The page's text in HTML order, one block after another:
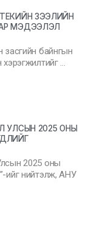
ЗЭЭЛИЙН
МЭДЭЭЛЭЛ
байнгын
…
УЛСЫН 2025 ОНЫ
2025 оны
ийг нийтэлж, АНУ